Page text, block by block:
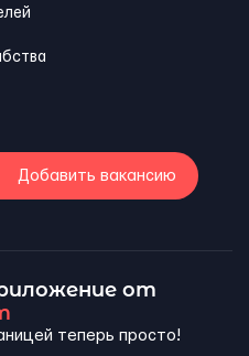
Добавить вакансию
от
теперь просто!